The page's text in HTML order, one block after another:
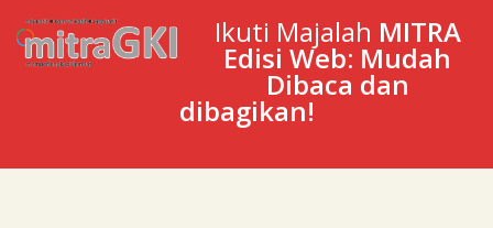
Ikuti Majalah MITRA
Edisi Web: Mudah
Dibaca dan
dibagikan!